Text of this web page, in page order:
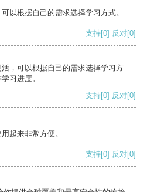
以根据自己的需求选择学习方式。
支持[0] 反对[0]
，可以根据自己的需求选择学习方
习进度。
支持[0] 反对[0]
起来非常方便。
支持[0] 反对[0]